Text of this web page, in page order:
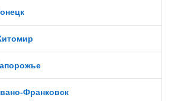
Франковск